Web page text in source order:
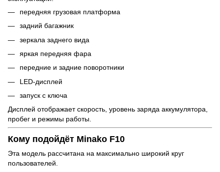
передняя грузовая платформа
задний багажник
зеркала заднего вида
яркая передняя фара
передние и задние поворотники
LED-дисплей
запуск с ключа
Дисплей отображает скорость, уровень заряда аккумулятора,
пробег и режимы работы.
Кому подойдёт Minako F10
Эта модель рассчитана на максимально широкий круг
пользователей.